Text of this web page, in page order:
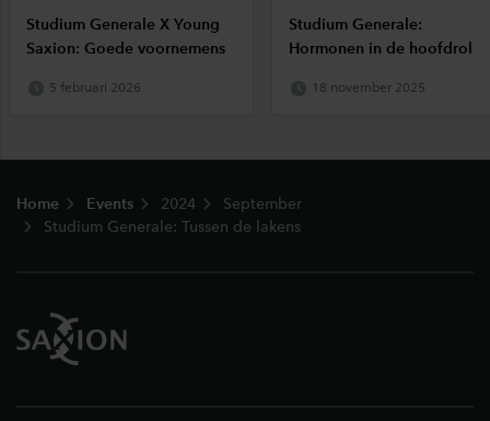
Studium Generale X Young
Saxion: Goede voornemens
5 februari 2026
Studium Generale:
Hormonen in de hoofdrol
18 november 2025
Home Events 2024
September
Studium Generale: Tussen de lakens